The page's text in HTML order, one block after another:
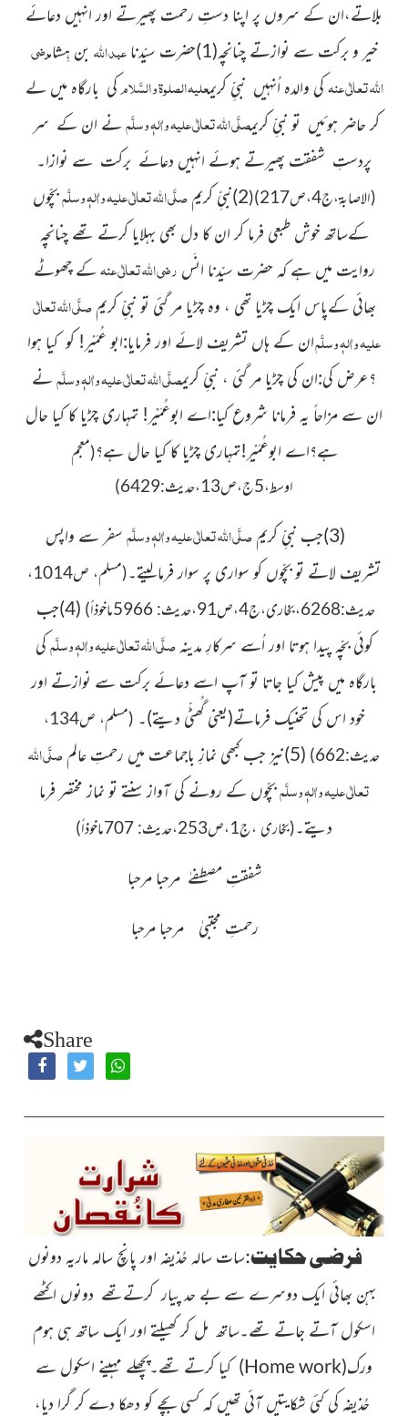
بلاتے،ان کے سروں پر اپنا دستِ رحمت پھیرتے اور انہیں دعائے
خیر و برکت سے نوازتے چنانچہ(1)حضرت سیّدنا
عبداللہ بن ہِشامرضی
اللہ تعالٰی عنہکی والدہ اُنہیں نبیِّ کریمعلیہ الصلوۃ و السَّلامکی بارگاہ میں لے
کر حاضر ہوئیں تو نبیِّ کریمصلَّی اللہ تعالٰی علیہ واٰلہٖ وسلَّمنے ان کے سر
پردستِ شفقت پھیرتے ہوئے انہیں دعائے برکت سے نوازا۔
(الاصابۃ،ج4،ص217) (2)نبیِّ کریم صلَّی اللہ تعالٰی علیہ واٰلہٖ وسلَّمبچّوں
کےساتھ خوش طبعی فرما کر ان کا دل بھی بہلایا کرتے تھے چنانچہ
روایت میں ہے کہ حضرت سیّدنا انَس رضی اللہ تعالٰی عنہکے چھوٹے
بھائی کےپاس ایک چڑیا تھی ، وہ چڑیا مر گئی تو نبیِّ کریمصلَّی اللہ تعالٰی
علیہ واٰلہٖ وسلَّمان کے ہاں تشریف لائے اور فرمایا:ابو عُمَیْر! کو کیا ہوا
؟عرض کی:ان کی چڑیا مر گئی ، نبیِّ کریمصلَّی اللہ تعالٰی علیہ واٰلہٖ وسلَّمنے
ان سے مزاحاً یہ فرمانا شروع کیا:اے ابوعُمَیْر! تمہاری چڑیا کا کیا حال
ہے؟اے ابوعُمَیْر!تمہاری چڑیا کا کیا حال ہے؟(معجم
اوسط،5ج،ص13،حدیث:6429)
(3)جب نبیِّ کریم صلَّی اللہ تعالٰی علیہ واٰلہٖ وسلَّمسفر سے واپس
تشریف لاتے تو بچّوں کو سواری پر سوار فرمالیتے۔(مسلم، ص1014،
حدیث:6268،بخاری،ج4،ص91،حدیث: 5966ماخوذاً)
(4)جب
کوئی بچّہ پیدا ہوتا اور اُسے سرکارِ مدینہصلَّی اللہ تعالٰی علیہ واٰلہٖ وسلَّمکی
بارگاہ میں پیش کیا جاتا تو آپ اسے دعائے برکت سے نوازتے اور
خود اس کی تحنیک فرماتے(یعنی گُھٹّی دیتے)۔
(مسلم، ص134،
حدیث:662)
(5)نیز جب کبھی نمازِ باجماعت میں رحمتِ عالمصلَّی اللہ
تعالٰی علیہ واٰلہٖ وسلَّمبچّوں کے رونے کی آواز سنتے تو نماز مختصر فرما
دیتے۔(بخاری ،ج1،ص253،حدیث: 707ماخوذاً)
شفقتِ مصطفےٰ مرحبا مرحبا
رحمتِ مجتبیٰ مرحبا مرحبا
Share
فرضی حکایت:سات سالہ حُذیفہ اور پانچ سالہ ماریہ دونوں
بہن بھائی ایک دوسرے سے بے حد پیار کرتےتھے دونوں اکٹھے
اسکول آتے جاتے تھے۔ساتھ مل کر کھیلتے اور ایک ساتھ ہی ہوم
ورک(
Home work
) کیا کرتے تھے۔پچھلے مہینے اسکول سے
حُذیفہ کی کئی شکایتیں آئی تھیں کہ کسی بچے کو دھکا دے کر گرا دیا،